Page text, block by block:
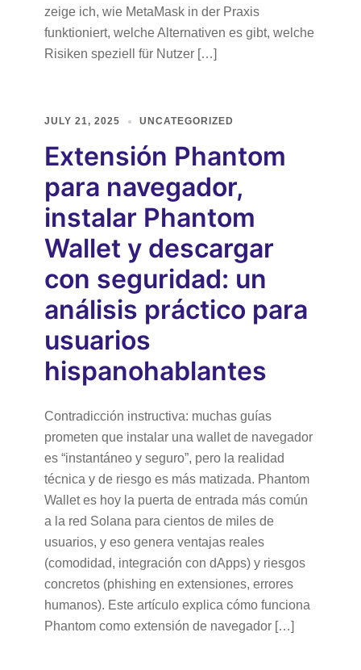
zeige ich, wie MetaMask in der Praxis
funktioniert, welche Alternativen es gibt, welche
Risiken speziell für Nutzer […]
JULY 21, 2025 UNCATEGORIZED
Extensión Phantom
para navegador,
instalar Phantom
Wallet y descargar
con seguridad: un
análisis práctico para
usuarios
hispanohablantes
Contradicción instructiva: muchas guías
prometen que instalar una wallet de navegador
es “instantáneo y seguro”, pero la realidad
técnica y de riesgo es más matizada. Phantom
Wallet es hoy la puerta de entrada más común
a la red Solana para cientos de miles de
usuarios, y eso genera ventajas reales
(comodidad, integración con dApps) y riesgos
concretos (phishing en extensiones, errores
humanos). Este artículo explica cómo funciona
Phantom como extensión de navegador […]